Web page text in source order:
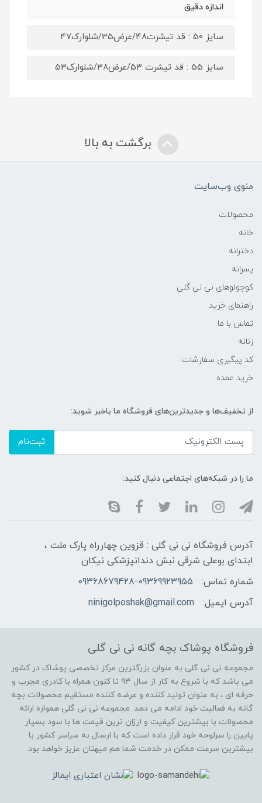
اندازه دقیق
سایز 50 : قد تیشرت48/عرض35/شلوارک47
سایز 55 : قد تیشرت 53/عرض38/شلوارک53
برگشت به بالا
منوی وب‌سایت
محصولات
خانه
دخترانه
پسرانه
کوچولوهای نی نی گلی
راهنمای خرید
تماس با ما
زنانه
کد پیگیری سفارشات
خرید عمده
از تخفیف‌ها و جدیدترین‌های فروشگاه ما باخبر شوید:
ثبت‌نام
ما را در شبکه‌های اجتماعی دنبال کنید:
آدرس فروشگاه نی نی گلی : قزوین چهارراه پارک ملت ،
ابتدای بوعلی شرقی نبش دندانپزشکی نیکان
شماره تماس:
09368679428-09369923955
آدرس ایمیل:
ninigolposhak@gmail.com
فروشگاه پوشاک بچه گانه نی نی گلی
مجموعه نی نی گلی به عنوان بزرگترین مرکز تخصصی پوشاک در کشور
می باشد که با شروع به کار از سال ۹۳ تا کنون همراه با کادری مجرب و
حرفه ای ، به عنوان تولید کننده و عرضه کننده مستقیم محصولات بچه
گانه به فعالیت خود ادامه می دهد. مجموعه نی نی گلی همواره ارائه
محصولات با بیشترین کیفیت و ارزان ترین قیمت ها با سود بسیار
پایین را سرلوحه خود قرار داده است که با ارسال به سراسر کشور با
بیشترین سرعت ممکن در خدمت شما هم میهنان عزیز خواهد بود.